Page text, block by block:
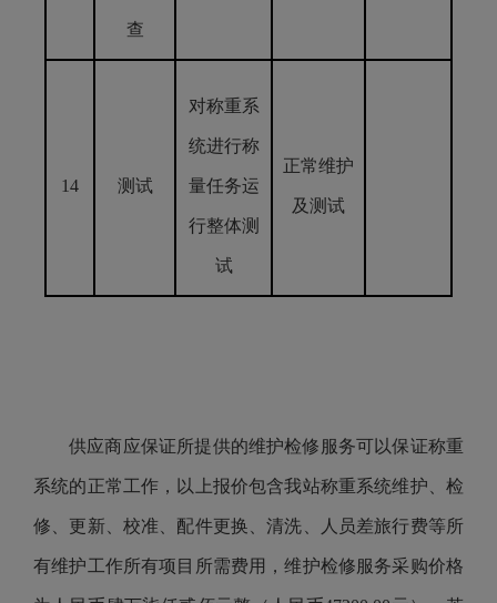
查
14 测试
对称重系
统进行称
量任务运
行整体测
试
正常维护
及测试
供应商应保证所提供的维护检修服务可以保证称重
系统的正常工作，以上报价包含我站称重系统维护、检
修、更新、校准、配件更换、清洗、人员差旅行费等所
有维护工作所有项目所需费用，维护检修服务采购价格